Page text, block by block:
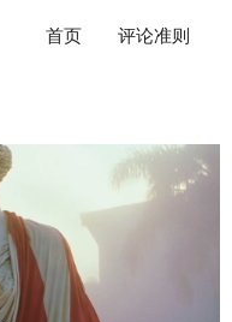
首页 评论准则